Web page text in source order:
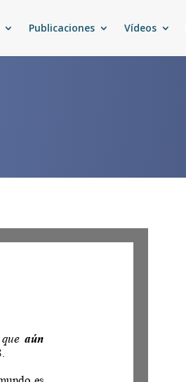
Publicaciones Vídeos